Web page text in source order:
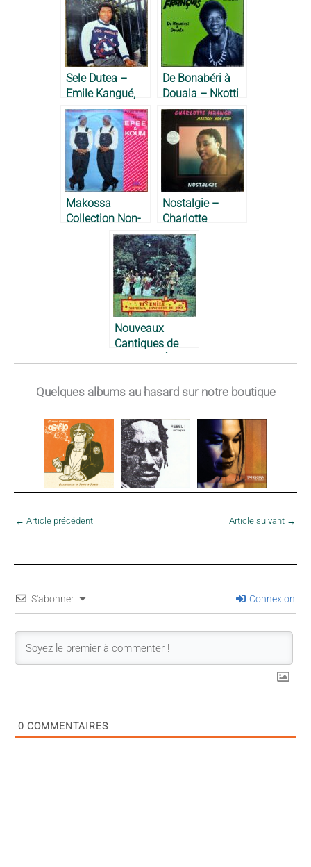
Sele Dutea –
Emile Kangué,
1984
De Bonabéri à
Douala – Nkotti
François, 1977
Makossa
Collection Non-
Stop – Epée et
Koum, 1989
Nostalgie –
Charlotte
Mbango, 1987
Nouveaux
Cantiques de
Quelques albums au hasard sur notre boutique
← Article précédent Article suivant →
S'abonner Connexion
0 COMMENTAIRES